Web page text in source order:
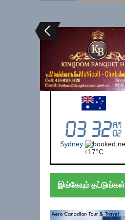
Markham & McNicoll - Chef
Australia (Sydney)
Sydney
+17°C
இங்கேயும் தட்டுங்கள்